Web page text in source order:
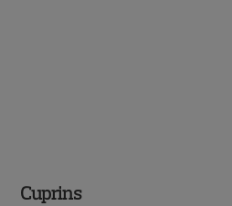
Cuprins